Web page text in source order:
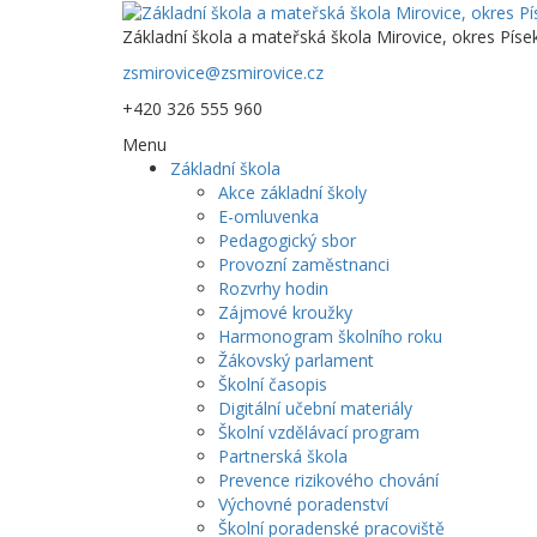
Základní škola a mateřská škola Mirovice, okres
zsmirovice@zsmirovice.cz
+420 326 555 960
Menu
Základní škola
Akce základní školy
E-omluvenka
Pedagogický sbor
Provozní zaměstnanci
Rozvrhy hodin
Zájmové kroužky
Harmonogram školního roku
Žákovský parlament
Školní časopis
Digitální učební materiály
Školní vzdělávací program
Partnerská škola
Prevence rizikového chování
Výchovné poradenství
Školní poradenské pracoviště